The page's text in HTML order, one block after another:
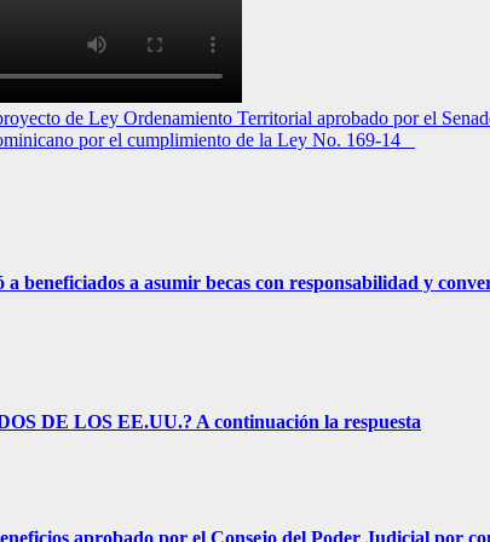
de Ley Ordenamiento Territorial aprobado por el
por el cumplimiento de la Ley No. 169-14
a asumir becas con responsabilidad y
DE LOS EE.UU.? A continuación la respuesta